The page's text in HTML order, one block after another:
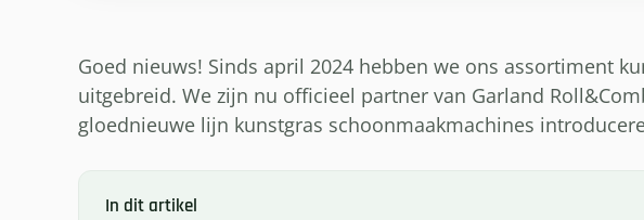
Goed nieuws! Sinds april 2024 hebben we ons assortiment
uitgebreid. We zijn nu officieel partner van Garland
gloednieuwe lijn kunstgras schoonmaakmachines
In dit artikel